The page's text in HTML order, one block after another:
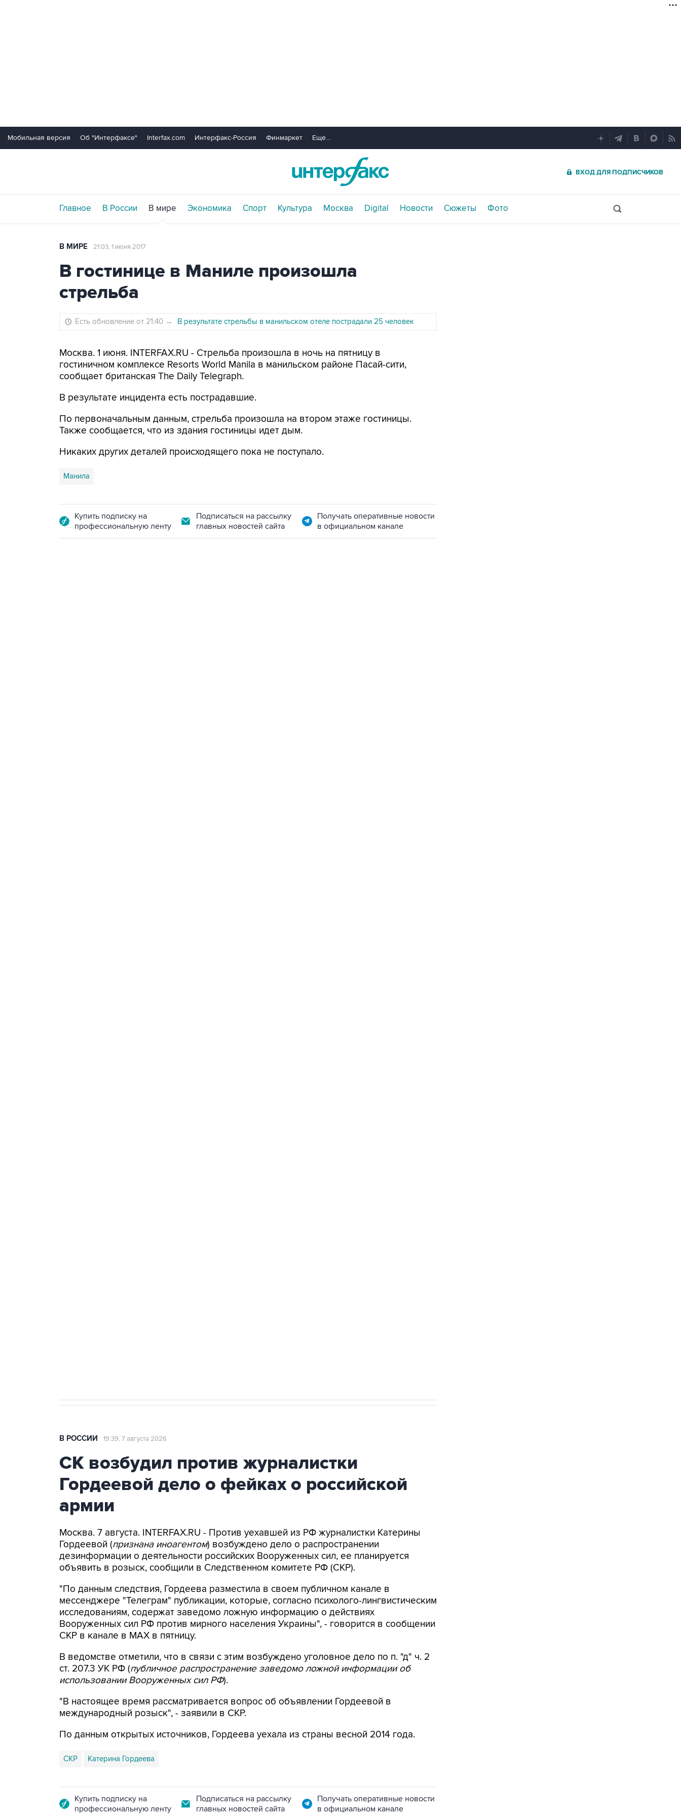
Мобильная версия Об "Интерфаксе" Interfax.com Интерфакс-Россия Финмаркет Еще...
ВХОД ДЛЯ ПОДПИСЧИКОВ
Главное В России В мире Экономика Спорт Культура Москва Digital Новости Сюжеты Фото
В МИРЕ 21:03, 1 июня 2017
В гостинице в Маниле произошла
стрельба
Есть обновление от 21:40 → В результате стрельбы в манильском отеле пострадали 25 человек
Москва. 1 июня. INTERFAX.RU - Стрельба произошла в ночь на пятницу в
гостиничном комплексе Resorts World Manila в манильском районе Пасай-сити,
сообщает британская The Daily Telegraph.
В результате инцидента есть пострадавшие.
По первоначальным данным, стрельба произошла на втором этаже гостиницы.
Также сообщается, что из здания гостиницы идет дым.
Никаких других деталей происходящего пока не поступало.
Манила
Купить подписку на
профессиональную ленту
Подписаться на рассылку
главных новостей сайта
Получать оперативные новости
в официальном канале
В РОССИИ 19:39, 7 августа 2026
СК возбудил против журналистки
Гордеевой дело о фейках о российской
армии
Москва. 7 августа. INTERFAX.RU - Против уехавшей из РФ журналистки Катерины
Гордеевой (признана иноагентом) возбуждено дело о распространении
дезинформации о деятельности российских Вооруженных сил, ее планируется
объявить в розыск, сообщили в Следственном комитете РФ (СКР).
"По данным следствия, Гордеева разместила в своем публичном канале в
мессенджере "Телеграм" публикации, которые, согласно психолого-лингвистическим
исследованиям, содержат заведомо ложную информацию о действиях
Вооруженных сил РФ против мирного населения Украины", - говорится в сообщении
СКР в канале в MAX в пятницу.
В ведомстве отметили, что в связи с этим возбуждено уголовное дело по п. "д" ч. 2
ст. 207.3 УК РФ (публичное распространение заведомо ложной информации об
использовании Вооруженных сил РФ).
"В настоящее время рассматривается вопрос об объявлении Гордеевой в
международный розыск", - заявили в СКР.
По данным открытых источников, Гордеева уехала из страны весной 2014 года.
СКР Катерина Гордеева
Купить подписку на
профессиональную ленту
Подписаться на рассылку
главных новостей сайта
Получать оперативные новости
в официальном канале